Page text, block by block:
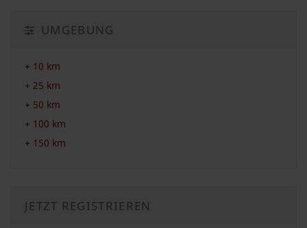
UMGEBUNG
+ 10 km
+ 25 km
+ 50 km
+ 100 km
+ 150 km
JETZT REGISTRIEREN